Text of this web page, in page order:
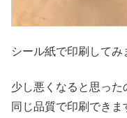
シール紙で印刷してみ
少し悪くなると思っ
同じ品質で印刷できま